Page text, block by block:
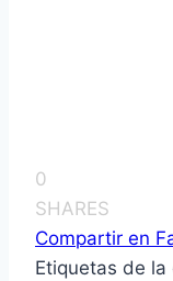
0
SHARES
Compartir en
Etiquetas de la